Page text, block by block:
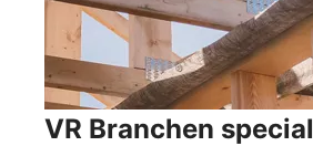
VR Branchen special